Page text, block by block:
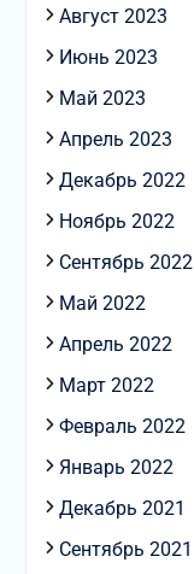
Август 2023
Июнь 2023
Май 2023
Апрель 2023
Декабрь 2022
Ноябрь 2022
Сентябрь 2022
Май 2022
Апрель 2022
Март 2022
Февраль 2022
Январь 2022
Декабрь 2021
Сентябрь 2021